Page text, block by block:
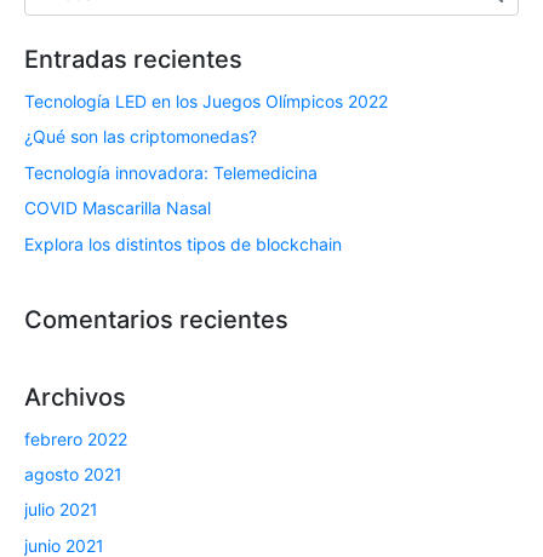
Entradas recientes
Tecnología LED en los Juegos Olímpicos 2022
¿Qué son las criptomonedas?
Tecnología innovadora: Telemedicina
COVID Mascarilla Nasal
Explora los distintos tipos de blockchain
Comentarios recientes
Archivos
febrero 2022
agosto 2021
julio 2021
junio 2021